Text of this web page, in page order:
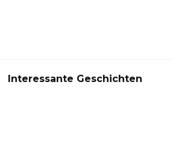
Interessante Geschichten